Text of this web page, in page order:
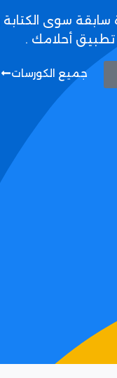
سابقة سوى
أحلامك .
جميع الكورسات